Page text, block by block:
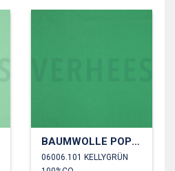
BAUMWOLLE POPELINE
06006.101 KELLYGRÜN